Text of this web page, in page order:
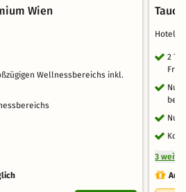
Wien
Wellnessbereichs inkl.
Hotel
2
3